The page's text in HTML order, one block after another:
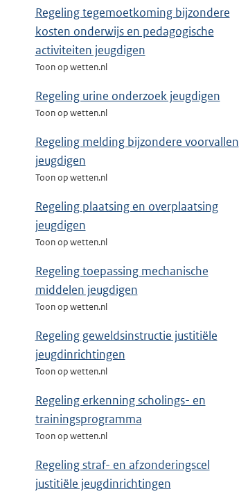
Regeling tegemoetkoming bijzondere
kosten onderwijs en pedagogische
activiteiten jeugdigen
Toon op wetten.nl
Regeling urine onderzoek jeugdigen
Toon op wetten.nl
Regeling melding bijzondere voorvallen
jeugdigen
Toon op wetten.nl
Regeling plaatsing en overplaatsing
jeugdigen
Toon op wetten.nl
Regeling toepassing mechanische
middelen jeugdigen
Toon op wetten.nl
Regeling geweldsinstructie justitiële
jeugdinrichtingen
Toon op wetten.nl
Regeling erkenning scholings- en
trainingsprogramma
Toon op wetten.nl
Regeling straf- en afzonderingscel
justitiële jeugdinrichtingen